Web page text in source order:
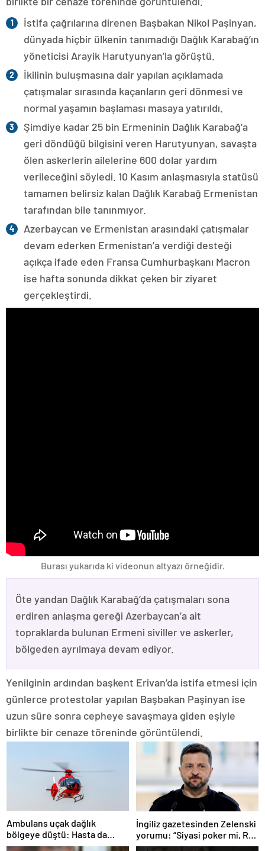
İstifa çağrılarına direnen Başbakan Nikol Paşinyan,
dünyada hiçbir ülkenin tanımadığı Dağlık Karabağ’ın
yöneticisi Arayik Harutyunyan’la görüştü.
İkilinin buluşmasına dair yapılan açıklamada
çatışmalar sırasında kaçanların geri dönmesi ve
normal yaşamın başlaması masaya yatırıldı.
Şimdiye kadar 25 bin Ermeninin Dağlık Karabağ’a
geri döndüğü bilgisini veren Harutyunyan, savaşta
ölen askerlerin ailelerine 600 dolar yardım
verileceğini söyledi. 10 Kasım anlaşmasıyla statüsü
tamamen belirsiz kalan Dağlık Karabağ Ermenistan
tarafından bile tanınmıyor.
Azerbaycan ve Ermenistan arasındaki çatışmalar
devam ederken Ermenistan’a verdiği desteği
açıkça ifade eden Fransa Cumhurbaşkanı Macron
ise hafta sonunda dikkat çeken bir ziyaret
gerçekleştirdi.
Burası yukarıda ki videonun altyazı örneğidir.
Öte yandan Dağlık Karabağ’da çatışmaları sona
erdiren anlaşma gereği Azerbaycan’a ait
topraklarda bulunan Ermeni siviller ve askerler,
bölgeden ayrılmaya devam ediyor.
Yenilginin ardından başkent Erivan’da istifa etmesi için
günlerce protestolar yapılan Başbakan Paşinyan ise
uzun süre sonra cepheye savaşmaya giden eşiyle
birlikte bir cenaze töreninde görüntülendi.
Ambulans uçak dağlık
bölgeye düştü: Hasta da
doktor da öldü
İngiliz gazetesinden Zelenski
yorumu: “Siyasi poker mi, Rus
ruleti mi?”